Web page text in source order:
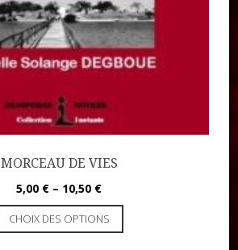
MORCEAU DE VIES
5,00 € – 10,50 €
CHOIX DES OPTIONS